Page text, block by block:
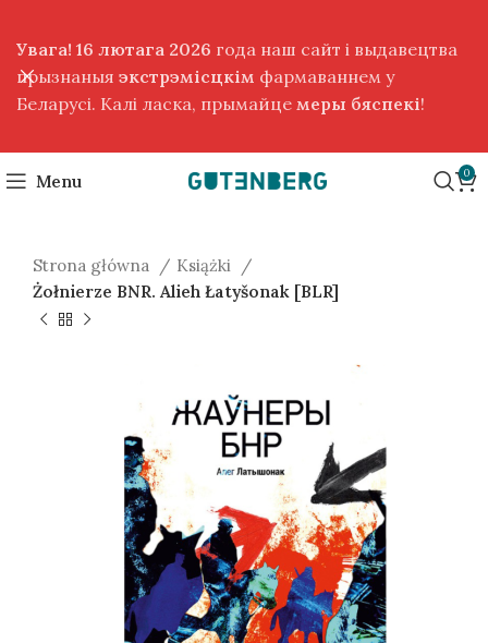
Menu 0
Strona główna
Książki
Żołnierze BNR. Alieh Łatyšonak [BLR]
Увага! 16 лютага 2026 года наш сайт і выдавецтва
прызнаныя экстрэмісцкім фармаваннем у
Беларусі. Калі ласка, прымайце меры бяспекі!